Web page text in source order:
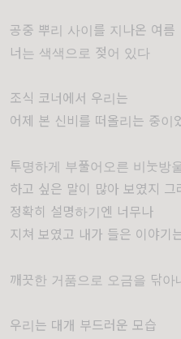
공중 뿌리 사이를 지나온 여름
너는 색색으로 젖어 있다
조식 코너에서 우리는
어제 본 신비를 떠올리는 중이
투명하게 부풀어오른 비눗방
하고 싶은 말이 많아 보였지 그
정확히 설명하기엔 너무나
지쳐 보였고 내가 들은 이야기
깨끗한 거품으로 오금을 닦
우리는 대개 부드러운 모습